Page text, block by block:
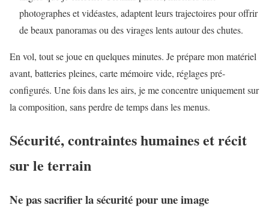
photographes et vidéastes, adaptent leurs trajectoires pour offrir
de beaux panoramas ou des virages lents autour des chutes.
En vol, tout se joue en quelques minutes. Je prépare mon matériel
avant, batteries pleines, carte mémoire vide, réglages pré-
configurés. Une fois dans les airs, je me concentre uniquement sur
la composition, sans perdre de temps dans les menus.
Sécurité, contraintes humaines et récit
sur le terrain
Ne pas sacrifier la sécurité pour une image